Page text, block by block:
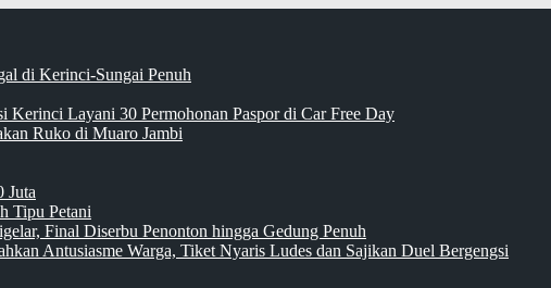
di Kerinci-Sungai Penuh
Layani 30 Permohonan Paspor di Car Free Day
Ruko di Muaro Jambi
Juta
Tipu Petani
Final Diserbu Penonton hingga Gedung Penuh
Antusiasme Warga, Tiket Nyaris Ludes dan Sajikan Duel Bergengsi